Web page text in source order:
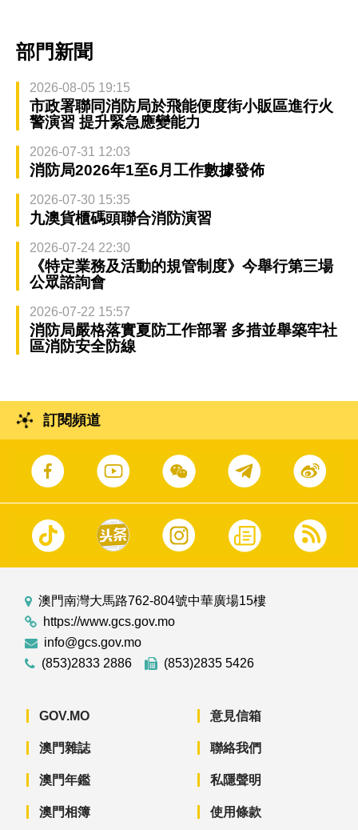
部門新聞
2026-08-05 19:15
市政署聯同消防局於飛能便度街小販區進行火
警演習 提升緊急應變能力
2026-07-31 12:03
消防局2026年1至6月工作數據發佈
2026-07-30 15:35
九澳貨櫃碼頭聯合消防演習
2026-07-24 22:30
《特定業務及活動的規管制度》今舉行第三場
公眾諮詢會
2026-07-22 15:57
消防局嚴格落實夏防工作部署 多措並舉築牢社
區消防安全防線
訂閱頻道
澳門南灣大馬路762-804號中華廣場15樓
https://www.gcs.gov.mo
info@gcs.gov.mo
(853)2833 2886
(853)2835 5426
GOV.MO
澳門雜誌
澳門年鑑
澳門相簿
意見信箱
聯絡我們
私隱聲明
使用條款